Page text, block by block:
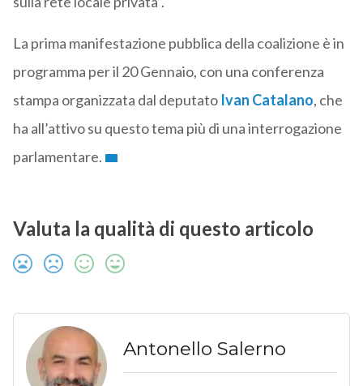
La prima manifestazione pubblica della coalizione è in
programma per il 20 Gennaio, con una conferenza
stampa organizzata dal deputato Ivan Catalano, che
ha all’attivo su questo tema più di una interrogazione
parlamentare.
Valuta la qualità di questo articolo
Antonello Salerno